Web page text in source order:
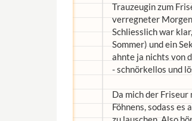
Trauzeugin zum
verregneter
Schliesslich war
Sommer) und ein
ahnte ja nichts von
- schnörkellos und
Da mich der
Föhnens, sodass es